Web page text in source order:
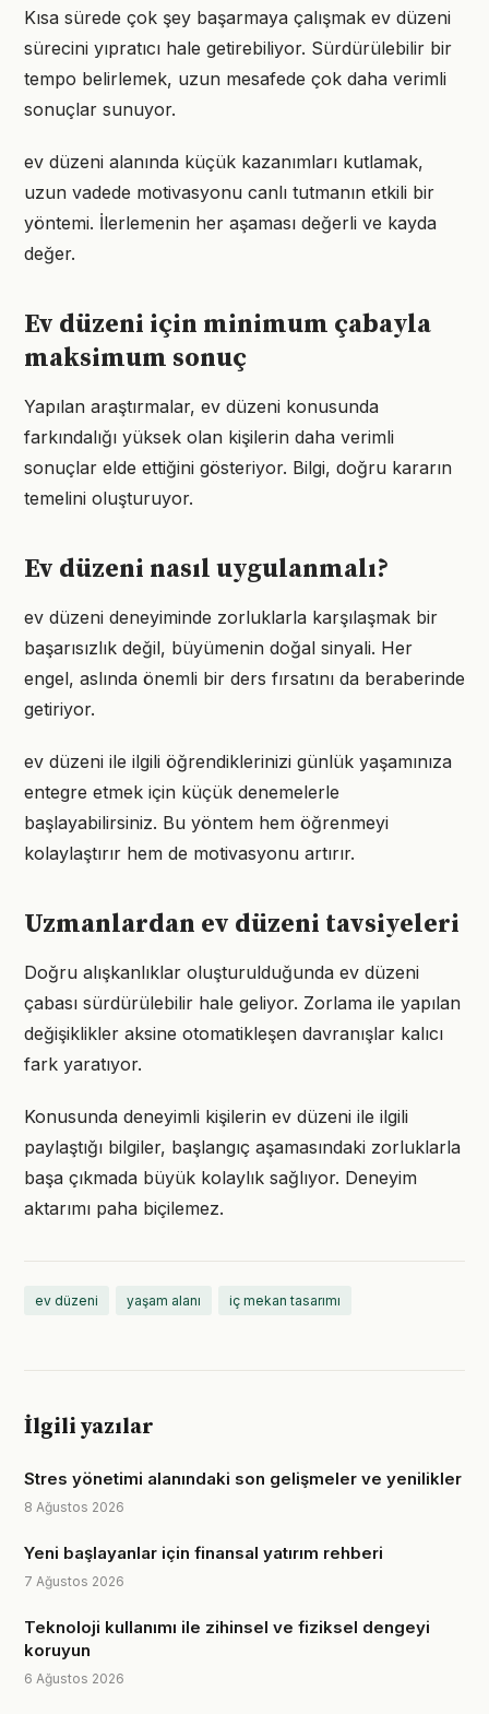
Kısa sürede çok şey başarmaya çalışmak ev düzeni
sürecini yıpratıcı hale getirebiliyor. Sürdürülebilir bir
tempo belirlemek, uzun mesafede çok daha verimli
sonuçlar sunuyor.
ev düzeni alanında küçük kazanımları kutlamak,
uzun vadede motivasyonu canlı tutmanın etkili bir
yöntemi. İlerlemenin her aşaması değerli ve kayda
değer.
Ev düzeni için minimum çabayla
maksimum sonuç
Yapılan araştırmalar, ev düzeni konusunda
farkındalığı yüksek olan kişilerin daha verimli
sonuçlar elde ettiğini gösteriyor. Bilgi, doğru kararın
temelini oluşturuyor.
Ev düzeni nasıl uygulanmalı?
ev düzeni deneyiminde zorluklarla karşılaşmak bir
başarısızlık değil, büyümenin doğal sinyali. Her
engel, aslında önemli bir ders fırsatını da beraberinde
getiriyor.
ev düzeni ile ilgili öğrendiklerinizi günlük yaşamınıza
entegre etmek için küçük denemelerle
başlayabilirsiniz. Bu yöntem hem öğrenmeyi
kolaylaştırır hem de motivasyonu artırır.
Uzmanlardan ev düzeni tavsiyeleri
Doğru alışkanlıklar oluşturulduğunda ev düzeni
çabası sürdürülebilir hale geliyor. Zorlama ile yapılan
değişiklikler aksine otomatikleşen davranışlar kalıcı
fark yaratıyor.
Konusunda deneyimli kişilerin ev düzeni ile ilgili
paylaştığı bilgiler, başlangıç aşamasındaki zorluklarla
başa çıkmada büyük kolaylık sağlıyor. Deneyim
aktarımı paha biçilemez.
ev düzeni yaşam alanı iç mekan tasarımı
İlgili yazılar
Stres yönetimi alanındaki son gelişmeler ve yenilikler
8 Ağustos 2026
Yeni başlayanlar için finansal yatırım rehberi
7 Ağustos 2026
Teknoloji kullanımı ile zihinsel ve fiziksel dengeyi
koruyun
6 Ağustos 2026